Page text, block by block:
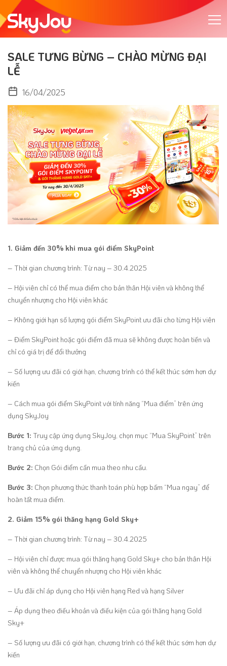
SALE TƯNG BỪNG – CHÀO MỪNG ĐẠI
LỄ
16/04/2025
1. Giảm đến 30% khi mua gói điểm SkyPoint
– Thời gian chương trình: Từ nay – 30.4.2025
– Hội viên chỉ có thể mua điểm cho bản thân Hội viên và không thể
chuyển nhượng cho Hội viên khác
– Không giới hạn số lượng gói điểm SkyPoint ưu đãi cho từng Hội viên
– Điểm SkyPoint hoặc gói điểm đã mua sẽ không được hoàn tiền và
chỉ có giá trị để đổi thưởng
– Số lượng ưu đãi có giới hạn, chương trình có thể kết thúc sớm hơn dự
kiến
– Cách mua gói điểm SkyPoint với tính năng “Mua điểm” trên ứng
dụng SkyJoy
Bước 1: Truy cập ứng dụng SkyJoy, chọn mục “Mua SkyPoint” trên
trang chủ của ứng dụng.
Bước 2: Chọn Gói điểm cần mua theo nhu cầu.
Bước 3: Chọn phương thức thanh toán phù hợp bấm “Mua ngay” để
hoàn tất mua điểm.
2. Giảm 15% gói thăng hạng Gold Sky+
– Thời gian chương trình: Từ nay – 30.4.2025
– Hội viên chỉ được mua gói thăng hạng Gold Sky+ cho bản thân Hội
viên và không thể chuyển nhượng cho Hội viên khác
– Ưu đãi chỉ áp dụng cho Hội viên hạng Red và hạng Silver
– Áp dụng theo điều khoản và điều kiện của gói thăng hạng Gold
Sky+
– Số lượng ưu đãi có giới hạn, chương trình có thể kết thúc sớm hơn dự
kiến